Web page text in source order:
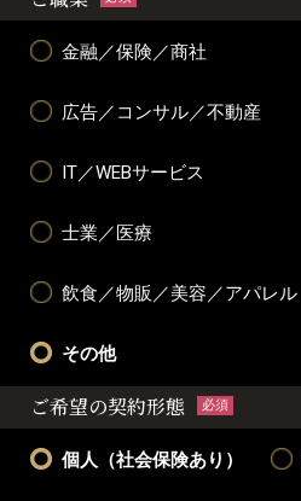
金融／保険／商社
広告／コンサル／不動産
IT／WEBサービス
士業／医療
飲食／物販／美容／アパレル
その他
ご希望の契約形態 必須
個人（社会保険あり）